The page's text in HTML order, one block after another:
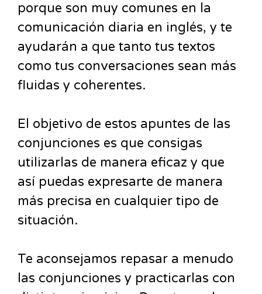
porque son muy comunes en la
comunicación diaria en inglés, y te
ayudarán a que tanto tus textos
como tus conversaciones sean más
fluidas y coherentes.
El objetivo de estos apuntes de las
conjunciones es que consigas
utilizarlas de manera eficaz y que
así puedas expresarte de manera
más precisa en cualquier tipo de
situación.
Te aconsejamos repasar a menudo
las conjunciones y practicarlas con